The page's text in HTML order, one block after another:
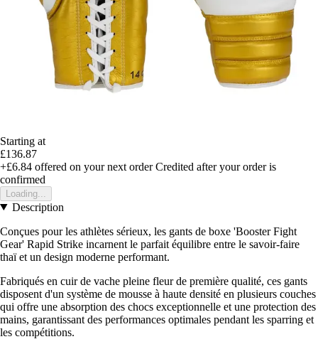
Starting at
£136.87
+£6.84 offered on your next order Credited after your order is
confirmed
Loading...
Description
Conçues pour les athlètes sérieux, les gants de boxe 'Booster Fight
Gear' Rapid Strike incarnent le parfait équilibre entre le savoir-faire
thaï et un design moderne performant.
Fabriqués en cuir de vache pleine fleur de première qualité, ces gants
disposent d'un système de mousse à haute densité en plusieurs couches
qui offre une absorption des chocs exceptionnelle et une protection des
mains, garantissant des performances optimales pendant les sparring et
les compétitions.